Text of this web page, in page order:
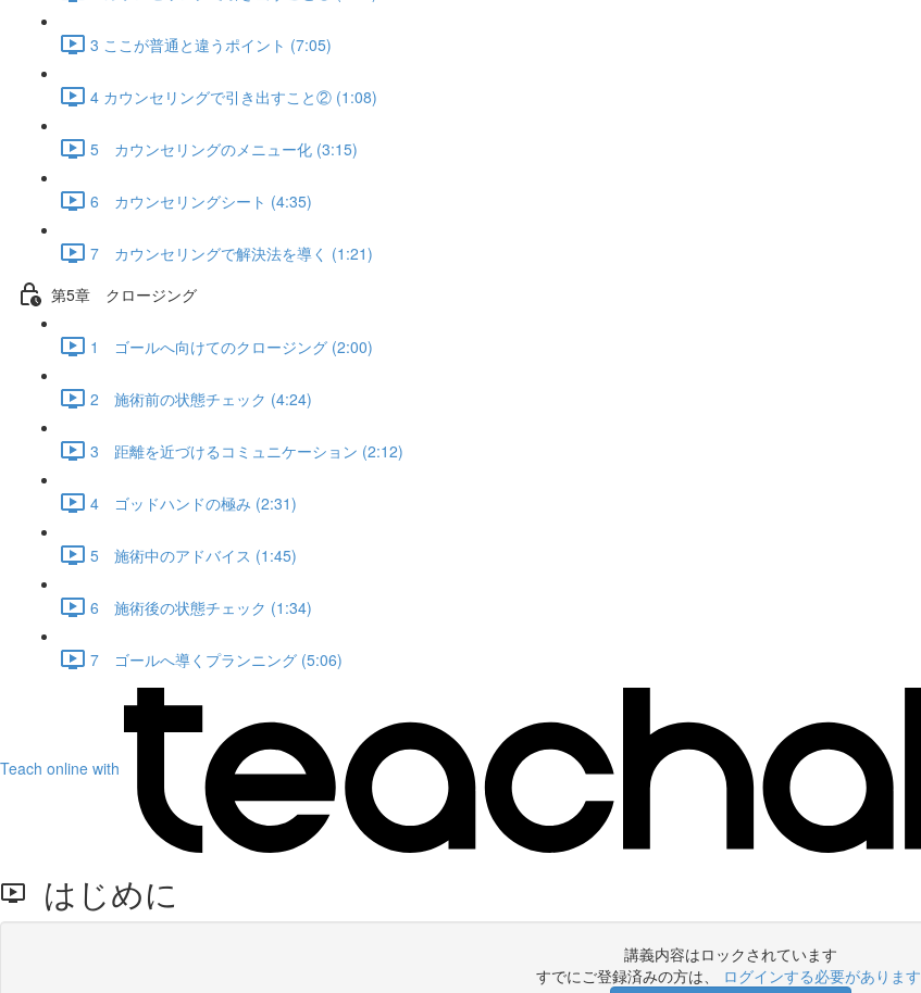
3 ここが普通と違うポイント (7:05)
4 カウンセリングで引き出すこと② (1:08)
5 カウンセリングのメニュー化 (3:15)
6 カウンセリングシート (4:35)
7 カウンセリングで解決法を導く (1:21)
第5章 クロージング
1 ゴールへ向けてのクロージング (2:00)
2 施術前の状態チェック (4:24)
3 距離を近づけるコミュニケーション (2:12)
4 ゴッドハンドの極み (2:31)
5 施術中のアドバイス (1:45)
6 施術後の状態チェック (1:34)
7 ゴールへ導くプランニング (5:06)
Teach online with
はじめに
講義内容はロックされています
すでにご登録済みの方は、 ログインする必要があります